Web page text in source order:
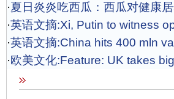
·夏日炎炎吃西瓜：西瓜对健康
·英语文摘:Xi, Putin to witness
·英语文摘:China hits 400 mln
·欧美文化:Feature: UK takes